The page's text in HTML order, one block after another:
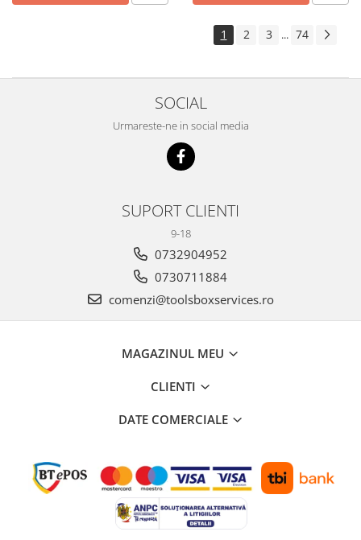
1 2 3 ... 74
SOCIAL
Urmareste-ne in social media
SUPORT CLIENTI
9-18
0732904952
0730711884
comenzi@toolsboxservices.ro
MAGAZINUL MEU
CLIENTI
DATE COMERCIALE